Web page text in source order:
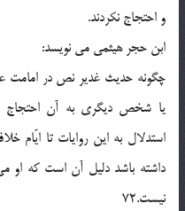
و احتجاج نكردند.
ابن حجر هيثمى مى نويسد:
چگونه حديث غدير نص در امامت
يا شخص ديگرى به آن احتجاج
استدلال به اين روايات تا
داشته باشد دليل آن است كه او
نيست.72